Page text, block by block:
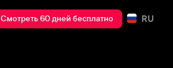
Смотреть 60 дней бесплатно RU